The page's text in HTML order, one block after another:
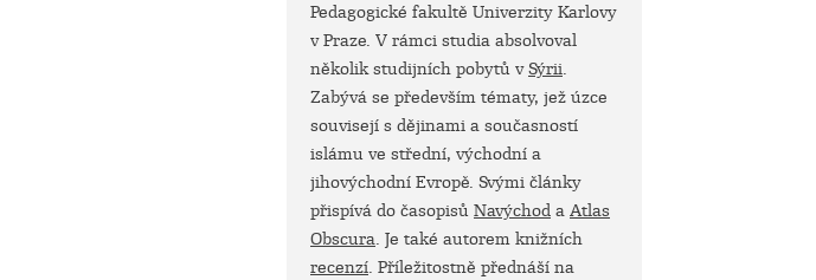
Pedagogické fakultě Univerzity Karlovy
v Praze. V rámci studia absolvoval
několik studijních pobytů vSýrii.
Zabývá se především tématy, jež úzce
souvisejí s dějinami a současností
islámu ve střední, východní a
jihovýchodní Evropě. Svými články
přispívá do časopisů Navýchod a Atlas
Obscura. Je také autorem knižních
recenzí. Příležitostně přednáší na